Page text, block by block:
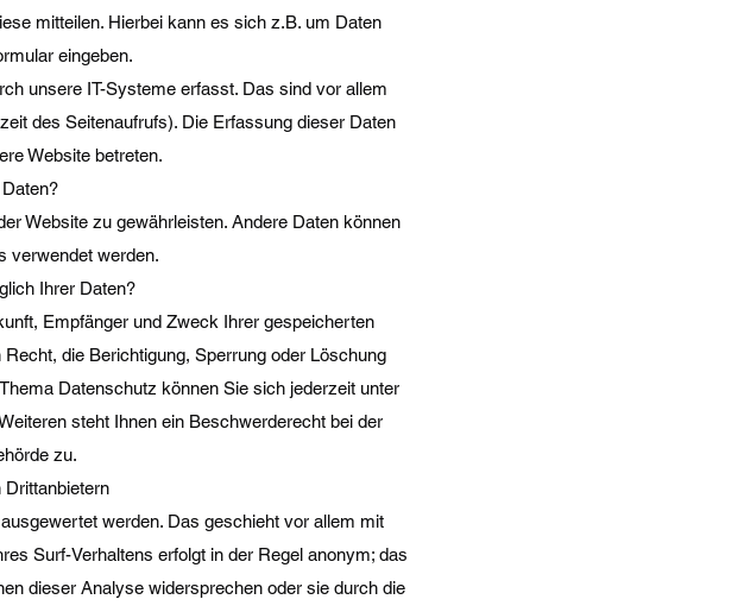
mitteilen. Hierbei kann es sich z.B. um Daten
eingeben.
unsere IT-Systeme erfasst. Das sind vor allem
des Seitenaufrufs). Die Erfassung dieser Daten
Website betreten.
Website zu gewährleisten. Andere Daten können
verwendet werden.
Ihrer Daten?
Empfänger und Zweck Ihrer gespeicherten
die Berichtigung, Sperrung oder Löschung
Datenschutz können Sie sich jederzeit unter
steht Ihnen ein Beschwerderecht bei der
zu.
Drittanbietern
werden. Das geschieht vor allem mit
Surf-Verhaltens erfolgt in der Regel anonym; das
dieser Analyse widersprechen oder sie durch die